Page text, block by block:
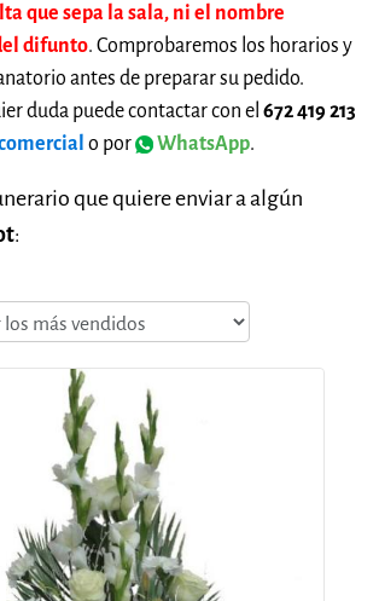
que sepa la sala, ni el nombre
difunto. Comprobaremos los horarios y
antes de preparar su pedido.
duda puede contactar con el 672 419 213
o por WhatsApp.
que quiere enviar a algún
: